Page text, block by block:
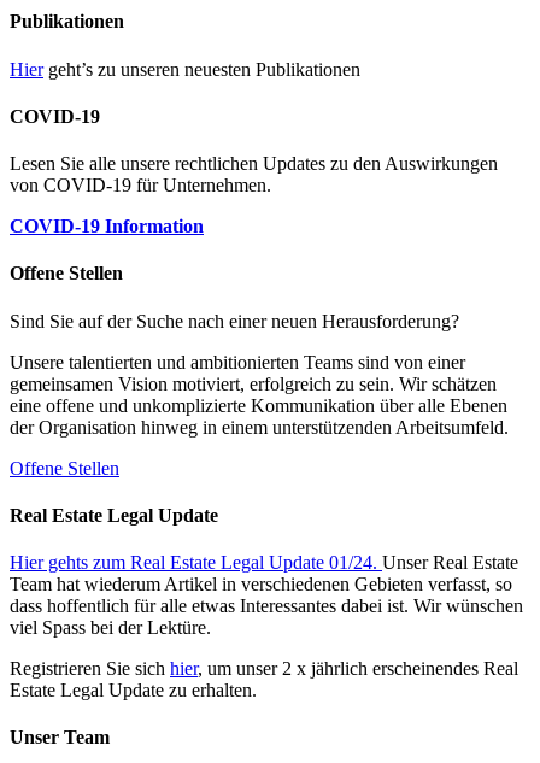
Publikationen
Hiergeht’s zu unseren neuesten Publikationen
COVID-19
Lesen Sie alle unsere rechtlichen Updates zu den Auswirkungen
von COVID-19 für Unternehmen.
COVID-19 Information
Offene Stellen
Sind Sie auf der Suche nach einer neuen Herausforderung?
Unsere talentierten und ambitionierten Teams sind von einer
gemeinsamen Vision motiviert, erfolgreich zu sein. Wir schätzen
eine offene und unkomplizierte Kommunikation über alle Ebenen
der Organisation hinweg in einem unterstützenden Arbeitsumfeld.
Offene Stellen
Real Estate Legal Update
Hier gehts zum Real Estate Legal Update 01/24. Unser Real Estate
Team hat wiederum Artikel in verschiedenen Gebieten verfasst, so
dass hoffentlich für alle etwas Interessantes dabei ist. Wir wünschen
viel Spass bei der Lektüre.
Registrieren Sie sich hier, um unser 2 x jährlich erscheinendes Real
Estate Legal Update zu erhalten.
Unser Team